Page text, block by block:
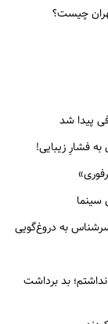
چیست؟
پیدا شد
فشارِ زیبایی!
سینما
سرشناس به دروغ‌گویی
بد برداشت